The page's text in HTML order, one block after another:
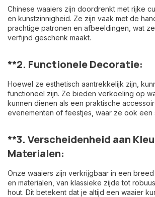
Chinese waaiers zijn doordrenkt met rijke
en kunstzinnigheid. Ze zijn vaak met de
prachtige patronen en afbeeldingen, wat
verfijnd geschenk maakt.
**2. Functionele Decoratie:
Hoewel ze esthetisch aantrekkelijk zijn,
functioneel zijn. Ze bieden verkoeling op
kunnen dienen als een praktische
evenementen of feestjes, waar ze ook een
**3. Verscheidenheid aan
Materialen:
Onze waaiers zijn verkrijgbaar in een
en materialen, van klassieke zijde tot
hout. Dit betekent dat je altijd een waaier